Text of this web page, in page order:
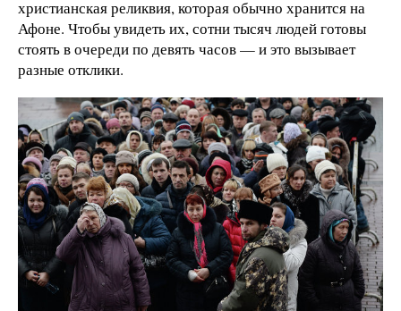
христианская реликвия, которая обычно хранится на
Афоне. Чтобы увидеть их, сотни тысяч людей готовы
стоять в очереди по девять часов — и это вызывает
разные отклики.